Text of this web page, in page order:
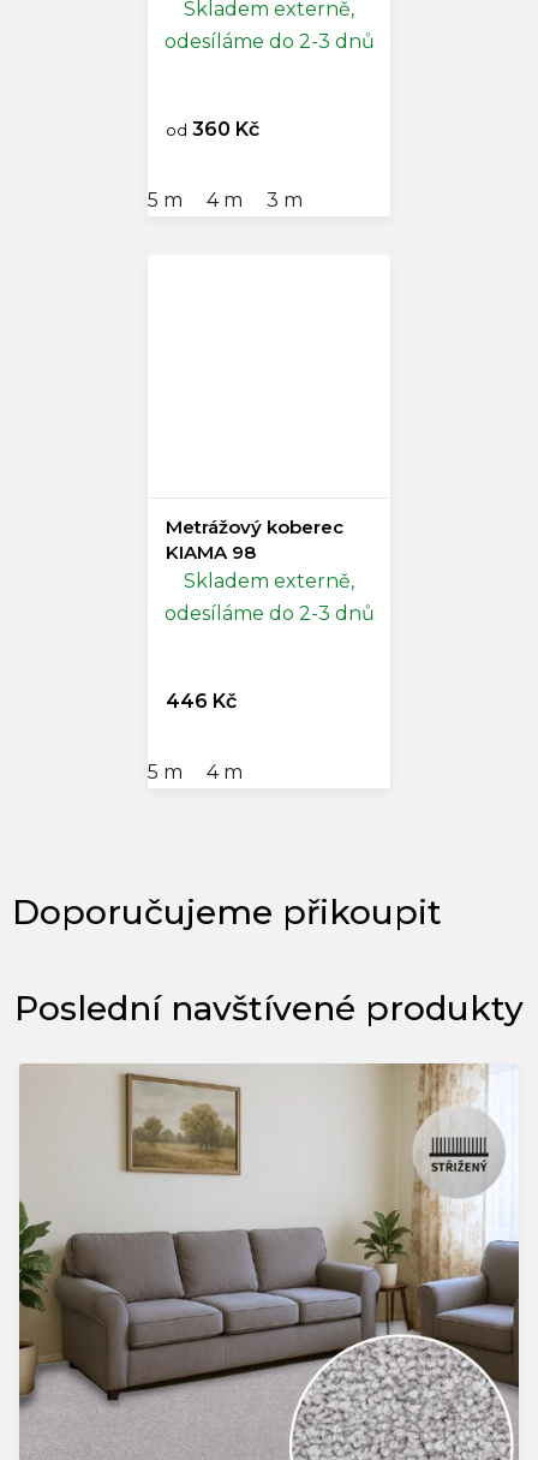
Skladem externě,
odesíláme do 2-3 dnů
od 360 Kč
5 m 4 m 3 m
Metrážový koberec
KIAMA 98
Skladem externě,
odesíláme do 2-3 dnů
446 Kč
5 m 4 m
Poslední navštívené produkty